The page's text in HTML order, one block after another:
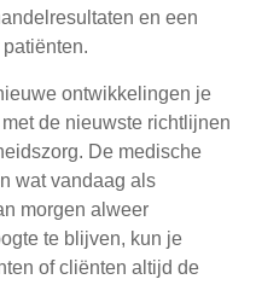
en een
ontwikkelingen je
de nieuwste richtlijnen
De medische
wat vandaag als
morgen alweer
te blijven, kun je
of cliënten altijd de